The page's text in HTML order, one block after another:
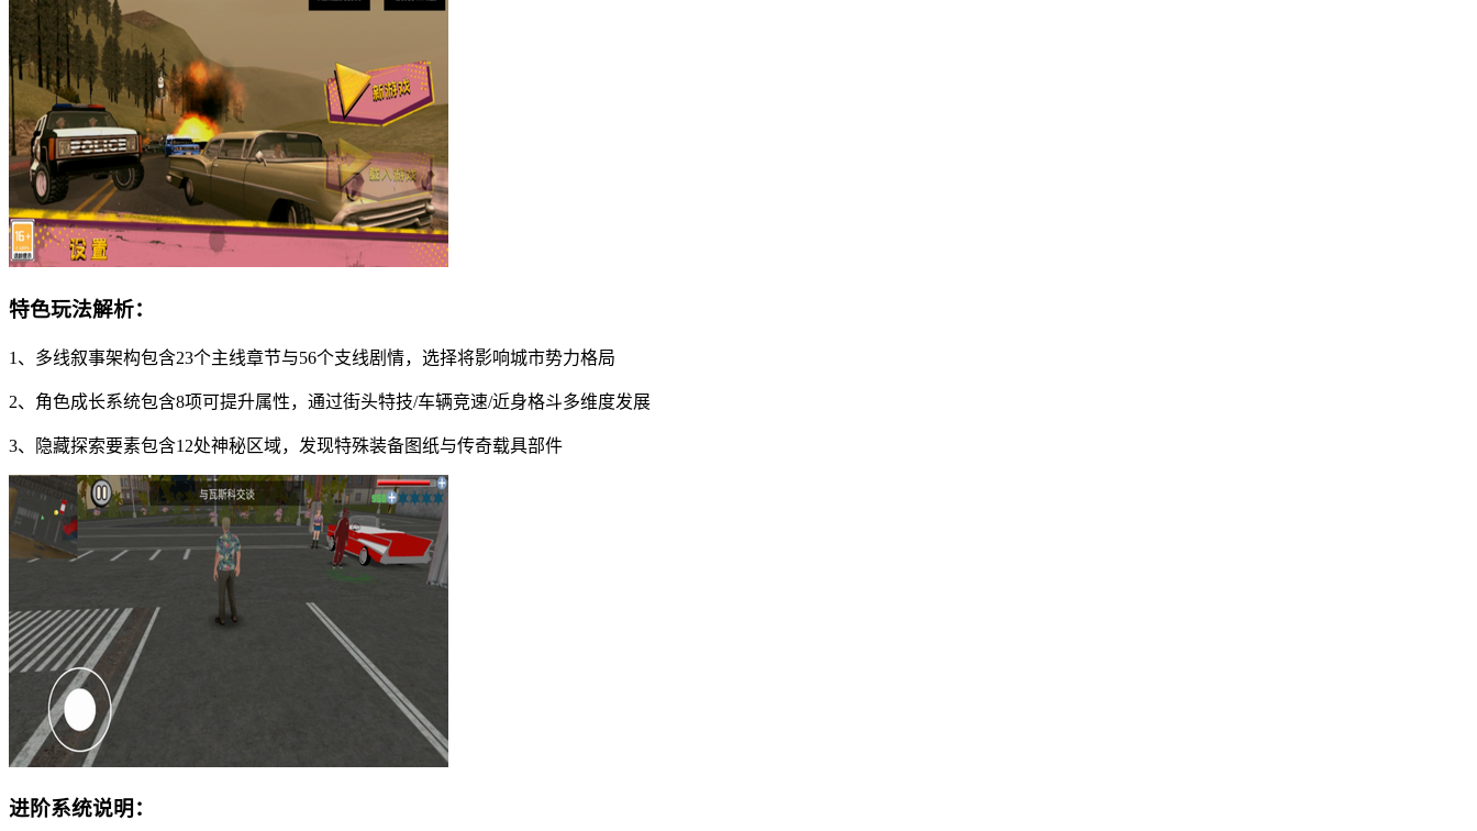
特色玩法解析：
1、多线叙事架构包含23个主线章节与56个支线剧情，选择将影响城市势力格局
2、角色成长系统包含8项可提升属性，通过街头特技/车辆竞速/近身格斗多维度发展
3、隐藏探索要素包含12处神秘区域，发现特殊装备图纸与传奇载具部件
进阶系统说明：